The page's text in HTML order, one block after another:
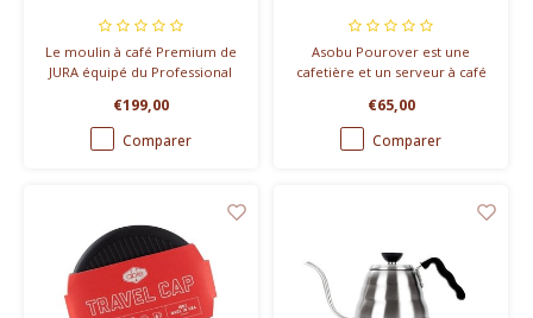
Le moulin à café Premium de
JURA équipé du Professional
garantit une mouture parfaite
à la simple pression d'un
bouton, à tout moment,
€199,00
Comparer
Asobu Pourover est une
cafetière et un serveur à café
cafetière et thermos à la fois.
Vous économisez également
sur les filtres en papier.
€65,00
Comparer